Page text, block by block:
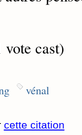
vote cast)
vénal
cette citation